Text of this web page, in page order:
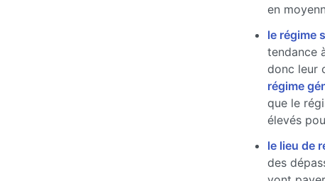
en
le régime
tendance
donc leur
régime
que le
élevés
le lieu de
des